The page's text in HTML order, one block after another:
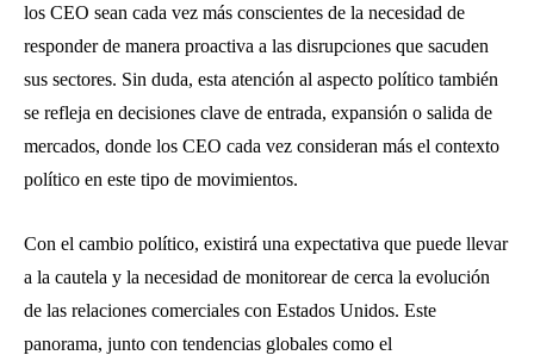
los CEO sean cada vez más conscientes de la necesidad de
responder de manera proactiva a las disrupciones que sacuden
sus sectores. Sin duda, esta atención al aspecto político también
se refleja en decisiones clave de entrada, expansión o salida de
mercados, donde los CEO cada vez consideran más el contexto
político en este tipo de movimientos.
Con el cambio político, existirá una expectativa que puede llevar
a la cautela y la necesidad de monitorear de cerca la evolución
de las relaciones comerciales con Estados Unidos. Este
panorama, junto con tendencias globales como el